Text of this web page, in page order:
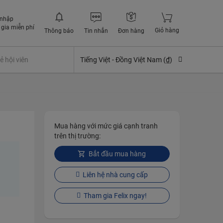
miễn phí
Thông báo Tin nhắn Đơn hàng Giỏ hàng
hội viên Tư vấn tài chính Bách hoá siêu xanh
Tiếng Việt -Đồng Việt Nam (₫)
Mua hàng với mức giá cạnh tranh
trên thị trường:
Bắt đầu mua hàng
Liên hệ nhà cung cấp
Tham gia Felix ngay!